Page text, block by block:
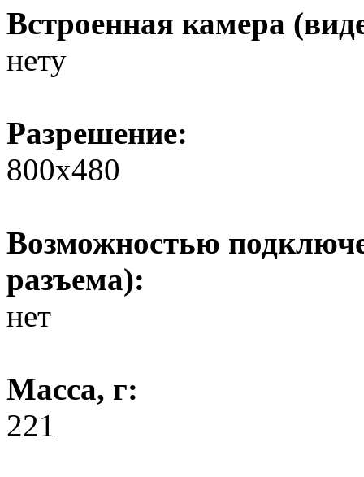
Встроенная камера
нету
Разрешение:
800х480
Возможностью
разъема):
нет
Масса, г:
221